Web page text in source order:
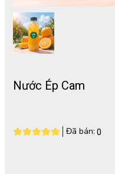
Nước Ép Cam
0
Đã bán: